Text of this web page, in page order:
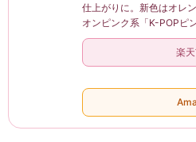
仕上がりに。新色はオレ
オンピンク系「K-POPピン
楽